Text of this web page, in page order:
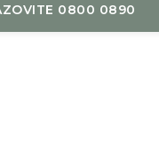
0800 0890